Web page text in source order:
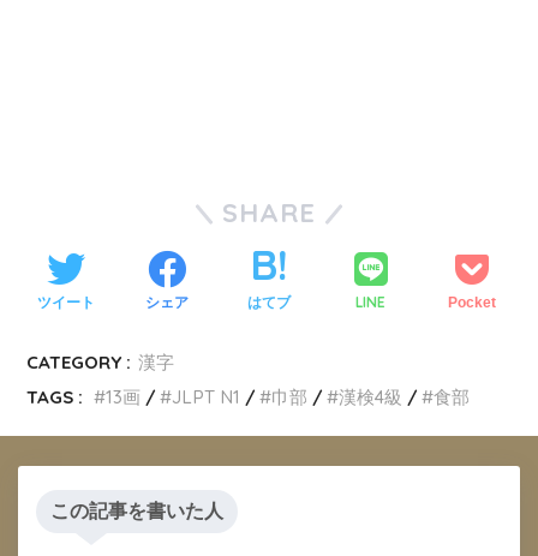
SHARE
ツイート シェア はてブ LINE Pocket
CATEGORY : 漢字
TAGS :
13画 JLPT N1 巾部 漢検4級 食部
この記事を書いた人